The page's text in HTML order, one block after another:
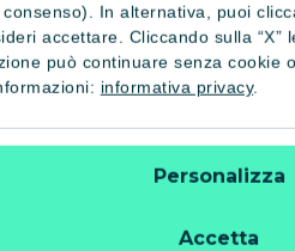
In alternativa, puoi
accettare. Cliccando sulla
può continuare senza cookie
informativa privacy.
Accetta
Personalizza
16.08​.2018 - Giudici Paolo